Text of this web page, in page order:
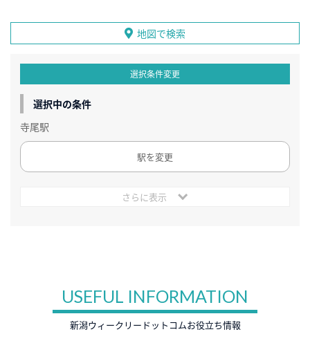
地図で検索
選択条件変更
選択中の条件
寺尾駅
駅を変更
さらに表示
USEFUL INFORMATION
新潟ウィークリードットコムお役立ち情報